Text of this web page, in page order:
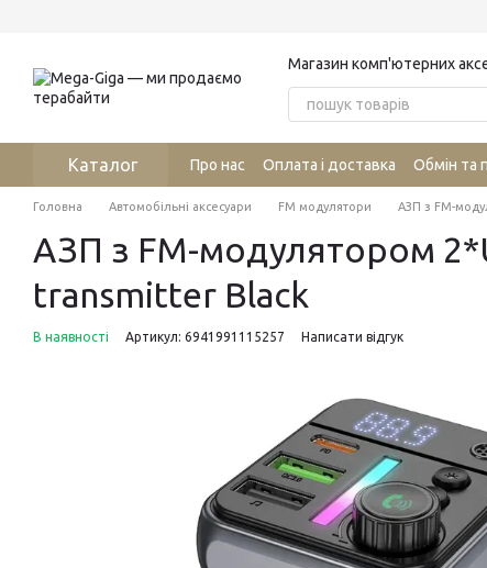
Магазин комп'ютерних
Каталог Про нас Оплата і доставка Обмін та
Головна Автомобільні аксесуари FM модулятори АЗП з FM-
АЗП з FM-модулятором
transmitter Black
В наявності Артикул: 6941991115257 Написати відгук